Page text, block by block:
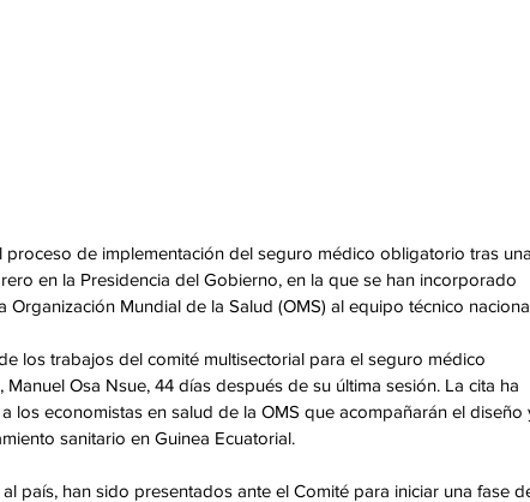
de implementación del seguro médico obligatorio tras una
en la Presidencia del Gobierno, en la que se han incorporado
Mundial de la Salud (OMS) al equipo técnico
los trabajos del comité multisectorial para el seguro médico
Osa Nsue, 44 días después de su última sesión. La cita ha
los economistas en salud de la OMS que acompañarán el diseño
sanitario en Guinea Ecuatorial.
país, han sido presentados ante el Comité para iniciar una fase